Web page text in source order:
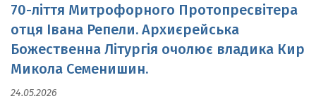
70-ліття Митрофорного Протопресвітера
отця Івана Репели. Архиєрейська
Божественна Літургія очолює владика Кир
Микола Семенишин.
24.05.2026